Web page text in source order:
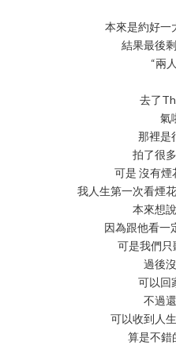
本來是約好一
結果最後
“兩
去了
氣
那裡是
拍了很
可是 沒有煙
我人生第一次看煙
本來想
因為跟他看一
可是我們只
過後
可以回
不過
可以收到人
算是不錯